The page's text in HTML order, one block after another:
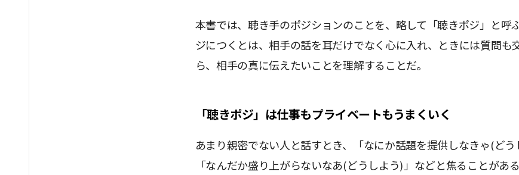
本書では、聴き手のポジションのことを、略して「聴きポジ」と呼
ジにつくとは、相手の話を耳だけでなく心に入れ、ときには質問も
ら、相手の真に伝えたいことを理解することだ。
「聴きポジ」は仕事もプライベートもうまくいく
あまり親密でない人と話すとき、「なにか話題を提供しなきゃ(どう
「なんだか盛り上がらないなあ(どうしよう)」などと焦ることがある